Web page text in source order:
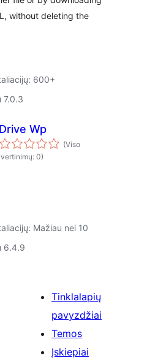
without deleting the
600+
7.0.3
Drive Wp
(Viso
0)
Mažiau nei 10
6.4.9
Tinklalapių
pavyzdžiai
Temos
Įskiepiai